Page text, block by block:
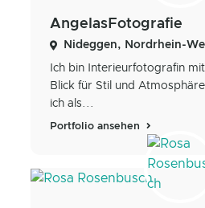
AngelasFotografie
Nideggen, Nordrhein-
Ich bin Interieurfotografin
Blick für Stil und
ich als...
Portfolio ansehen